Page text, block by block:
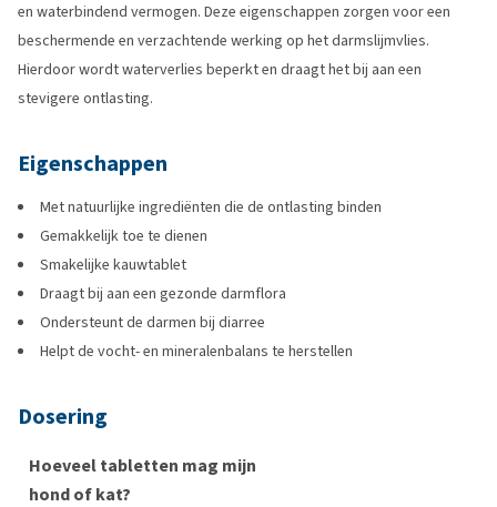
en waterbindend vermogen. Deze eigenschappen zorgen voor een
beschermende en verzachtende werking op het darmslijmvlies.
Hierdoor wordt waterverlies beperkt en draagt het bij aan een
stevigere ontlasting.
Eigenschappen
Met natuurlijke ingrediënten die de ontlasting binden
Gemakkelijk toe te dienen
Smakelijke kauwtablet
Draagt bij aan een gezonde darmflora
Ondersteunt de darmen bij diarree
Helpt de vocht- en mineralenbalans te herstellen
Dosering
Hoeveel tabletten mag mijn
hond of kat?